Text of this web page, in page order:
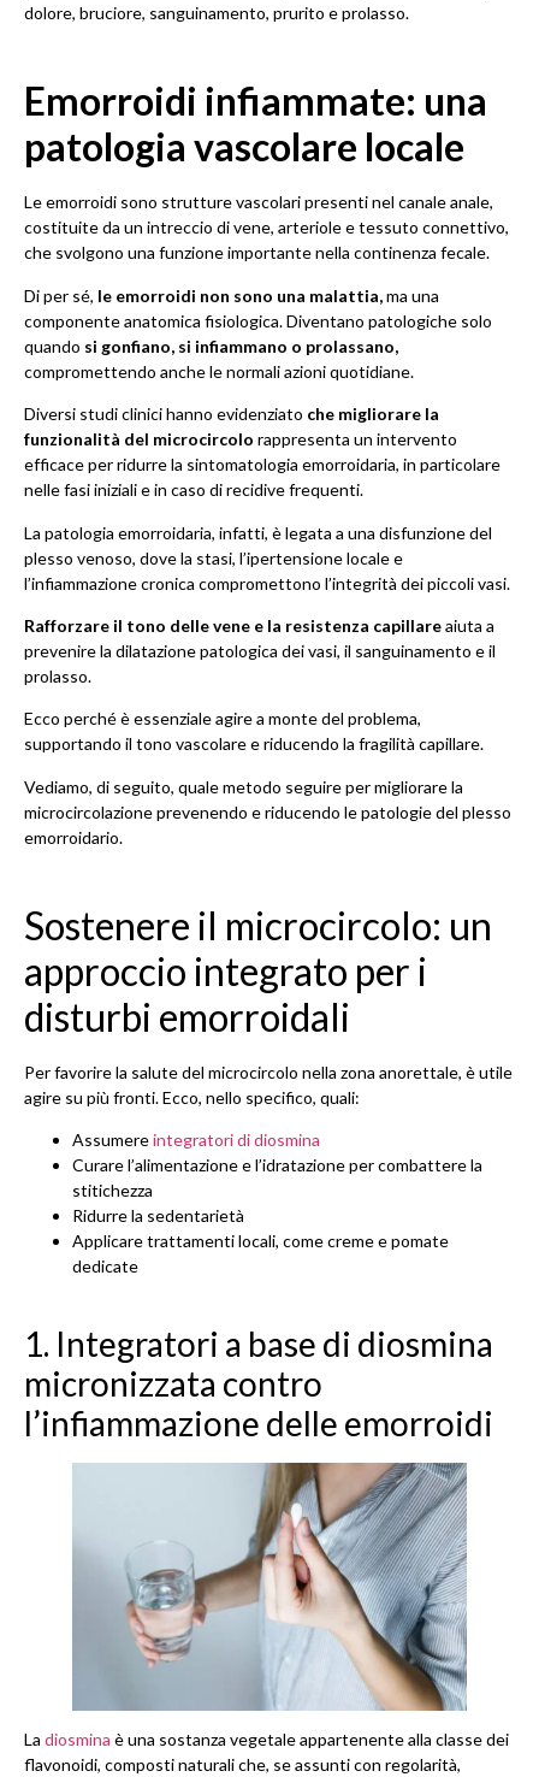
dolore, bruciore, sanguinamento, prurito e prolasso.
Emorroidi infiammate: una
patologia vascolare locale
Le emorroidi sono strutture vascolari presenti nel canale anale,
costituite da un intreccio di vene, arteriole e tessuto connettivo,
che svolgono una funzione importante nella continenza fecale.
Di per sé, le emorroidi non sono una malattia,ma una
componente anatomica fisiologica. Diventano patologiche solo
quando si gonfiano, si infiammano o prolassano,
compromettendo anche le normali azioni quotidiane.
Diversi studi clinici hanno evidenziato che migliorare la
funzionalità del microcircolo rappresenta un intervento
efficace per ridurre la sintomatologia emorroidaria, in particolare
nelle fasi iniziali e in caso di recidive frequenti.
La patologia emorroidaria, infatti, è legata a una disfunzione del
plesso venoso, dove la stasi, l’ipertensione locale e
l’infiammazione cronica compromettono l’integrità dei piccoli vasi.
Rafforzare il tono delle vene e la resistenza capillareaiuta a
prevenire la dilatazione patologica dei vasi, il sanguinamento e il
prolasso.
Ecco perché è essenziale agire a monte del problema,
supportando il tono vascolare e riducendo la fragilità capillare.
Vediamo, di seguito, quale metodo seguire per migliorare la
microcircolazione prevenendo e riducendo le patologie del plesso
emorroidario.
Sostenere il microcircolo: un
approccio integrato per i
disturbi emorroidali
Per favorire la salute del microcircolo nella zona anorettale, è utile
agire su più fronti. Ecco, nello specifico, quali:
Assumereintegratori di diosmina
Curare l’alimentazione e l’idratazione per combattere la
stitichezza
Ridurre la sedentarietà
Applicare trattamenti locali, come creme e pomate
dedicate
1. Integratori a base di diosmina
micronizzata contro
l’infiammazione delle emorroidi
La diosmina è una sostanza vegetale appartenente alla classe dei
flavonoidi, composti naturali che, se assunti con regolarità,